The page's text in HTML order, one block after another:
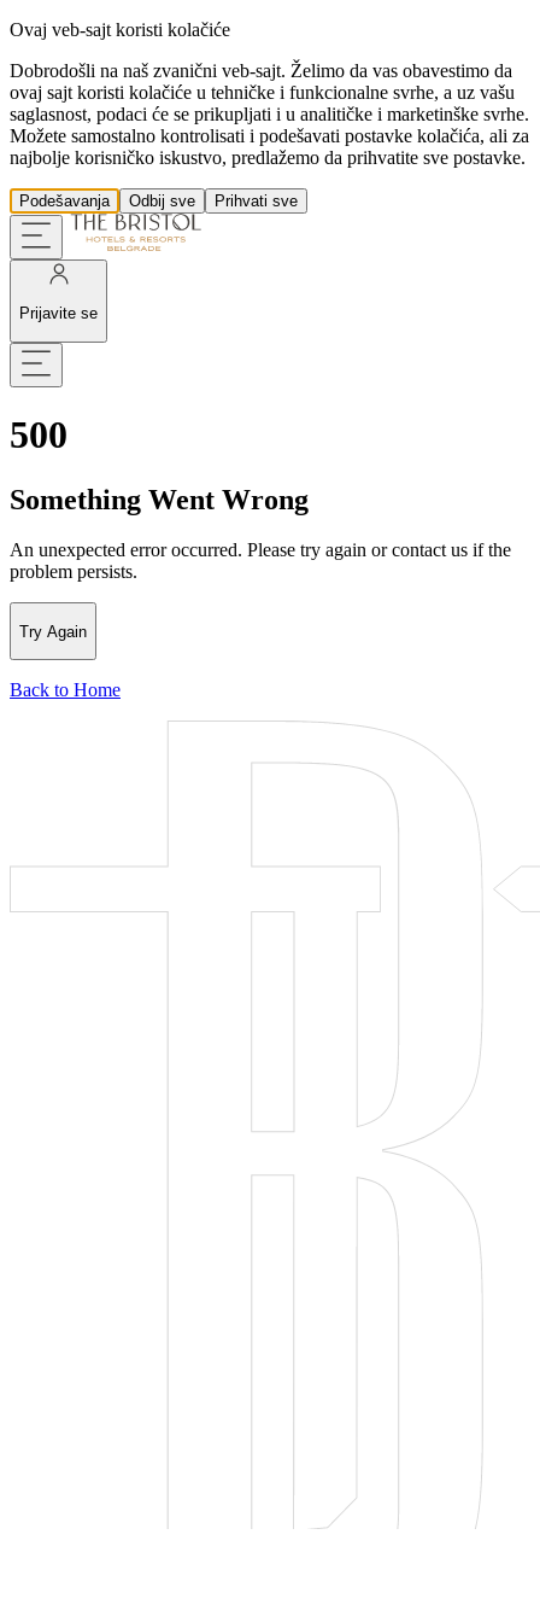
Ovaj veb-sajt koristi kolačiće
Dobrodošli na naš zvanični veb-sajt. Želimo da vas obavestimo da
ovaj sajt koristi kolačiće u tehničke i funkcionalne svrhe, a uz vašu
saglasnost, podaci će se prikupljati i u analitičke i marketinške svrhe.
Možete samostalno kontrolisati i podešavati postavke kolačića, ali za
najbolje korisničko iskustvo, predlažemo da prihvatite sve postavke.
Podešavanja Odbij sve Prihvati sve
Prijavite se
500
Something Went Wrong
An unexpected error occurred. Please try again or contact us if the
problem persists.
Try Again
Back to Home